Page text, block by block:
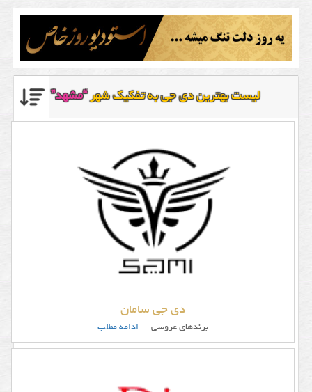
لیست بهترین دی جی به تفکیک شهر“مشهد”
دی جی سامان
برندهای عروسی ... ادامه مطلب